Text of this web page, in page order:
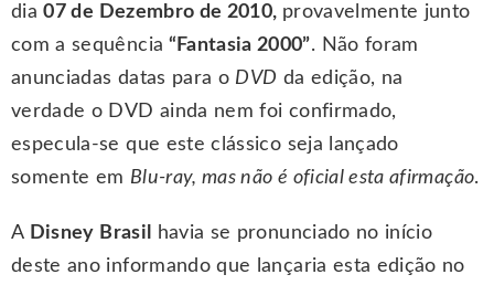
dia07 de Dezembro de 2010, provavelmente junto
com a sequência “Fantasia 2000”. Não foram
anunciadas datas para o DVD da edição, na
verdade o DVD ainda nem foi confirmado,
especula-se que este clássico seja lançado
somente em Blu-ray, mas não é oficial esta afirmação.
A Disney Brasil
havia se pronunciado no início
deste ano informando que lançaria esta edição no